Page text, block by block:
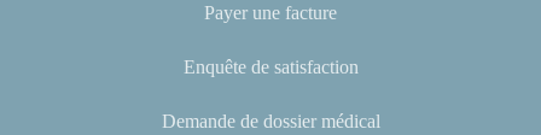
Payer une facture
Enquête de satisfaction
Demande de dossier médical